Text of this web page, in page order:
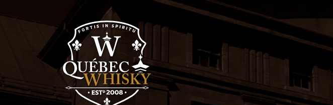
au